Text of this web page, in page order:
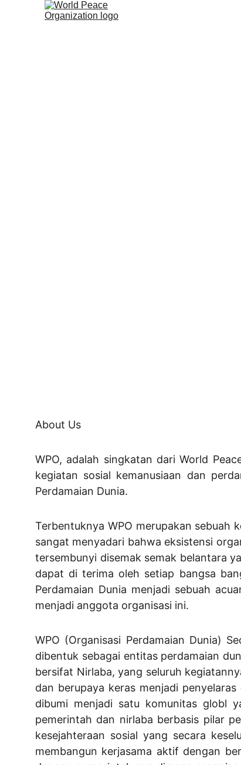
About Us
WPO, adalah singkatan dari World
kegiatan sosial kemanusiaan dan
Perdamaian Dunia.
Terbentuknya WPO merupakan sebuah
sangat menyadari bahwa eksistensi
tersembunyi disemak semak belantara
dapat di terima oleh setiap bangsa
Perdamaian Dunia menjadi sebuah
menjadi anggota organisasi ini.
WPO (Organisasi Perdamaian Dunia)
dibentuk sebagai entitas perdamaian
bersifat Nirlaba, yang seluruh
dan berupaya keras menjadi
dibumi menjadi satu komunitas globl
pemerintah dan nirlaba berbasis pilar
kesejahteraan sosial yang secara
membangun kerjasama aktif dengan